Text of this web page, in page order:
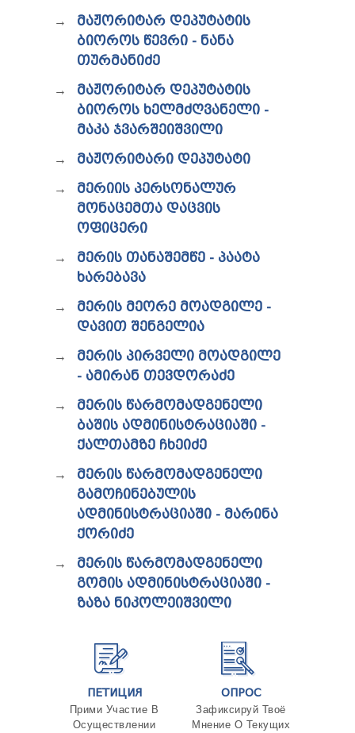
ОТЧЁТ ДЛЯ ПРЕДОСТАВЛЕНИЯ ПРЕЗИДЕНТУ И
ТРЕБОВАНИЯ ПУБЛИЧНОЙ ИНФОРМАЦИИ
ПЕРСОНАЛЬНЫХ ДАННЫХ
ПРАВОВЕДЧЕСКИЕ РЕШЕНИЯ
ПРАВИЛА ОБЖАЛОВАНИЯ
ᲛᲐᲟᲝᲠᲘᲢᲐᲠ ᲓᲔᲞᲣᲢᲐᲢᲘᲡ
ᲑᲘᲝᲠᲝᲡ ᲬᲔᲕᲠᲘ - ᲜᲐᲜᲐ
ᲗᲣᲠᲛᲐᲜᲘᲫᲔ
ᲛᲐᲟᲝᲠᲘᲢᲐᲠ ᲓᲔᲞᲣᲢᲐᲢᲘᲡ
ᲑᲘᲝᲠᲝᲡ ᲮᲔᲚᲛᲫᲦᲕᲐᲜᲔᲚᲘ -
ᲛᲐᲙᲐ ᲯᲕᲐᲠᲨᲔᲘᲨᲕᲘᲚᲘ
ᲛᲐᲟᲝᲠᲘᲢᲐᲠᲘ ᲓᲔᲞᲣᲢᲐᲢᲘ
ᲛᲔᲠᲘᲘᲡ ᲞᲔᲠᲡᲝᲜᲐᲚᲣᲠ
ᲛᲝᲜᲐᲪᲔᲛᲗᲐ ᲓᲐᲪᲕᲘᲡ
ᲝᲤᲘᲪᲔᲠᲘ
ᲛᲔᲠᲘᲡ ᲗᲐᲜᲐᲨᲔᲛᲬᲔ - ᲞᲐᲐᲢᲐ
ᲮᲐᲠᲔᲑᲐᲕᲐ
ᲛᲔᲠᲘᲡ ᲛᲔᲝᲠᲔ ᲛᲝᲐᲓᲒᲘᲚᲔ -
ᲓᲐᲕᲘᲗ ᲨᲔᲜᲒᲔᲚᲘᲐ
ᲛᲔᲠᲘᲡ ᲞᲘᲠᲕᲔᲚᲘ ᲛᲝᲐᲓᲒᲘᲚᲔ
- ᲐᲛᲘᲠᲐᲜ ᲗᲔᲕᲓᲝᲠᲐᲫᲔ
ᲛᲔᲠᲘᲡ ᲬᲐᲠᲛᲝᲛᲐᲓᲒᲔᲜᲔᲚᲘ
ᲑᲐᲨᲘᲡ ᲐᲓᲛᲘᲜᲘᲡᲢᲠᲐᲪᲘᲐᲨᲘ -
ᲥᲐᲚᲗᲐᲛᲖᲔ ᲩᲮᲔᲘᲫᲔ
ᲛᲔᲠᲘᲡ ᲬᲐᲠᲛᲝᲛᲐᲓᲒᲔᲜᲔᲚᲘ
ᲒᲐᲛᲝᲩᲘᲜᲔᲑᲣᲚᲘᲡ
ᲐᲓᲛᲘᲜᲘᲡᲢᲠᲐᲪᲘᲐᲨᲘ - ᲛᲐᲠᲘᲜᲐ
ᲥᲝᲠᲘᲫᲔ
ᲛᲔᲠᲘᲡ ᲬᲐᲠᲛᲝᲛᲐᲓᲒᲔᲜᲔᲚᲘ
ᲒᲝᲛᲘᲡ ᲐᲓᲛᲘᲜᲘᲡᲢᲠᲐᲪᲘᲐᲨᲘ -
ᲖᲐᲖᲐ ᲜᲘᲙᲝᲚᲔᲘᲨᲕᲘᲚᲘ
ПЕТИЦИЯ
Прими Участие В
Осуществлении
ОПРОС
Зафиксируй Твоё
Мнение О Текущих